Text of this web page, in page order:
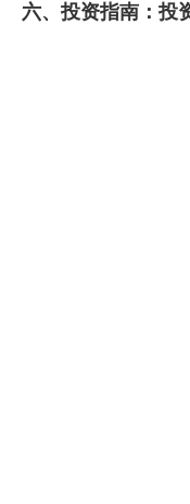
六、投资指南：投